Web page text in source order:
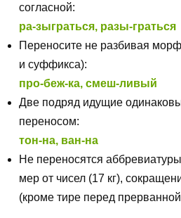
согласной:
ра-зыграться, разы-граться
Переносите не разбивая
и суффикса):
про-беж-ка, смеш-ливый
Две подряд идущие
переносом:
тон-на, ван-на
Не переносятся
мер от чисел (17 кг),
(кроме тире перед